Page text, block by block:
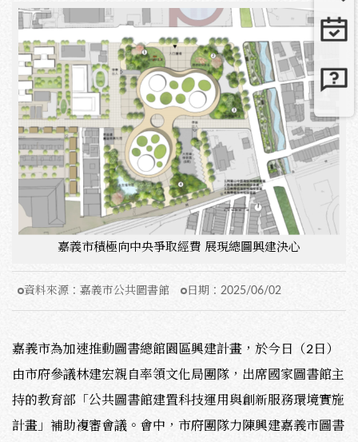
嘉義市積極向中央爭取經費 展現總圖興建決心
資料來源： 嘉義市公共圖書館 日期： 2025/06/02
嘉義市為加速推動圖書總館園區興建計畫，於今日（2日）
由市府參議林建宏親自率領文化局團隊，出席國家圖書館主
持的教育部「公共圖書館建置科技運用與創新服務環境實施
計畫」補助複審會議。會中，市府團隊力陳興建嘉義市圖書